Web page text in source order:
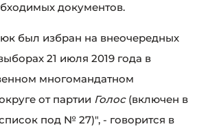
документов.
был избран на внеочередных
21 июля 2019 года в
многомандатном
от партии Голос (включен в
под № 27)", - говорится в